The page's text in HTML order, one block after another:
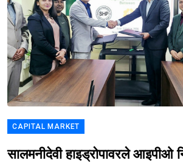
CAPITAL MARKET
सालमनीदेवी हाइड्रोपावरले आइपीओ